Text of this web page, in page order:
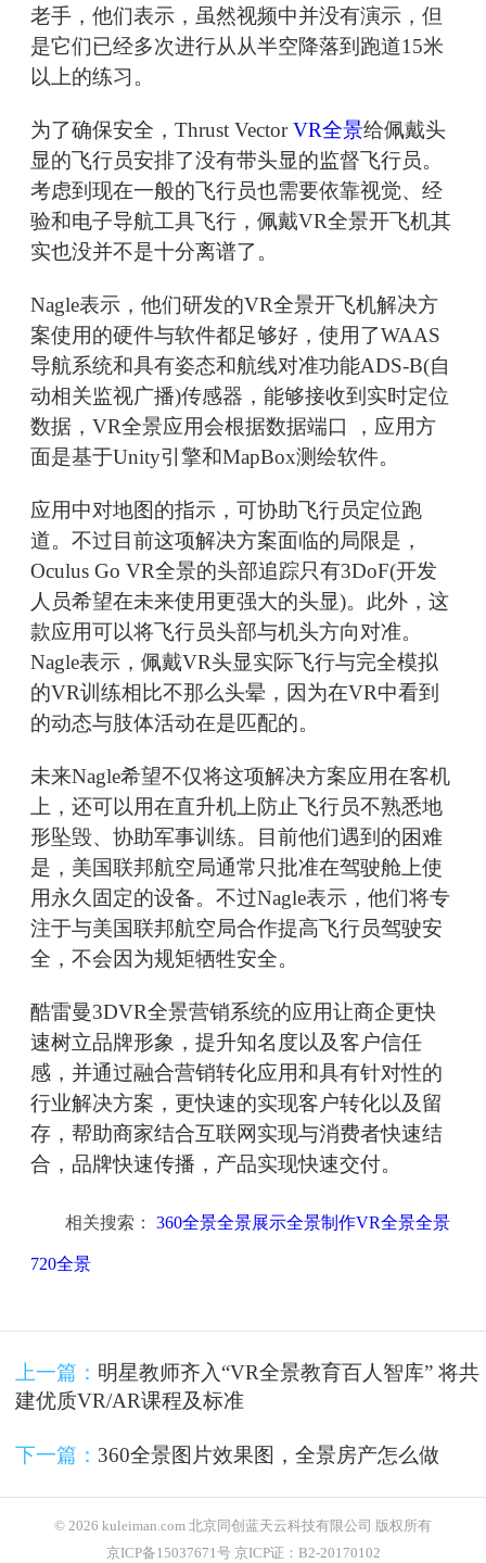
老手，他们表示，虽然视频中并没有演示，但
是它们已经多次进行从从半空降落到跑道15米
以上的练习。
为了确保安全，Thrust VectorVR全景给佩戴头
显的飞行员安排了没有带头显的监督飞行员。
考虑到现在一般的飞行员也需要依靠视觉、经
验和电子导航工具飞行，佩戴VR全景开飞机其
实也没并不是十分离谱了。
Nagle表示，他们研发的VR全景开飞机解决方
案使用的硬件与软件都足够好，使用了WAAS
导航系统和具有姿态和航线对准功能ADS-B(自
动相关监视广播)传感器，能够接收到实时定位
数据，VR全景应用会根据数据端口 ，应用方
面是基于Unity引擎和MapBox测绘软件。
应用中对地图的指示，可协助飞行员定位跑
道。不过目前这项解决方案面临的局限是，
Oculus Go VR全景的头部追踪只有3DoF(开发
人员希望在未来使用更强大的头显)。此外，这
款应用可以将飞行员头部与机头方向对准。
Nagle表示，佩戴VR头显实际飞行与完全模拟
的VR训练相比不那么头晕，因为在VR中看到
的动态与肢体活动在是匹配的。
未来Nagle希望不仅将这项解决方案应用在客机
上，还可以用在直升机上防止飞行员不熟悉地
形坠毁、协助军事训练。目前他们遇到的困难
是，美国联邦航空局通常只批准在驾驶舱上使
用永久固定的设备。不过Nagle表示，他们将专
注于与美国联邦航空局合作提高飞行员驾驶安
全，不会因为规矩牺牲安全。
酷雷曼3DVR全景营销系统的应用让商企更快
速树立品牌形象，提升知名度以及客户信任
感，并通过融合营销转化应用和具有针对性的
行业解决方案，更快速的实现客户转化以及留
存，帮助商家结合互联网实现与消费者快速结
合，品牌快速传播，产品实现快速交付。
相关搜索： 360全景全景展示全景制作VR全景全景
720全景
上一篇： 明星教师齐入“VR全景教育百人智库” 将共
建优质VR/AR课程及标准
下一篇： 360全景图片效果图，全景房产怎么做
© 2026 kuleiman.com 北京同创蓝天云科技有限公司 版权所有
京ICP备15037671号 京ICP证：B2-20170102